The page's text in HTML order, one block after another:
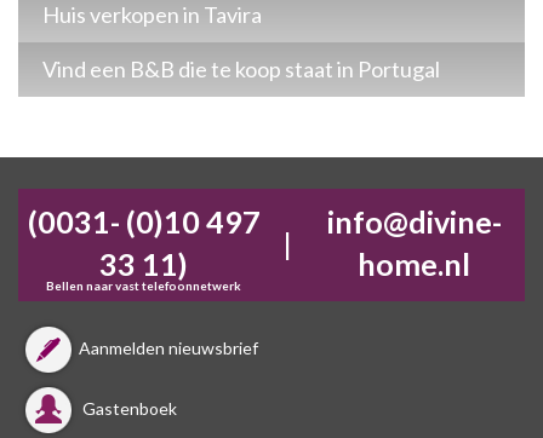
Huis verkopen in Tavira
Vind een B&B die te koop staat in Portugal
(0031- (0)10 497
33 11)
Bellen naar vast telefoonnetwerk
|
info@divine-
home.nl
Aanmelden nieuwsbrief
Gastenboek